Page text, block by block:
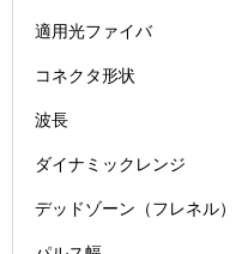
適用光ファイバ
コネクタ形状
波長
ダイナミックレンジ
デッドゾーン（フレネル）